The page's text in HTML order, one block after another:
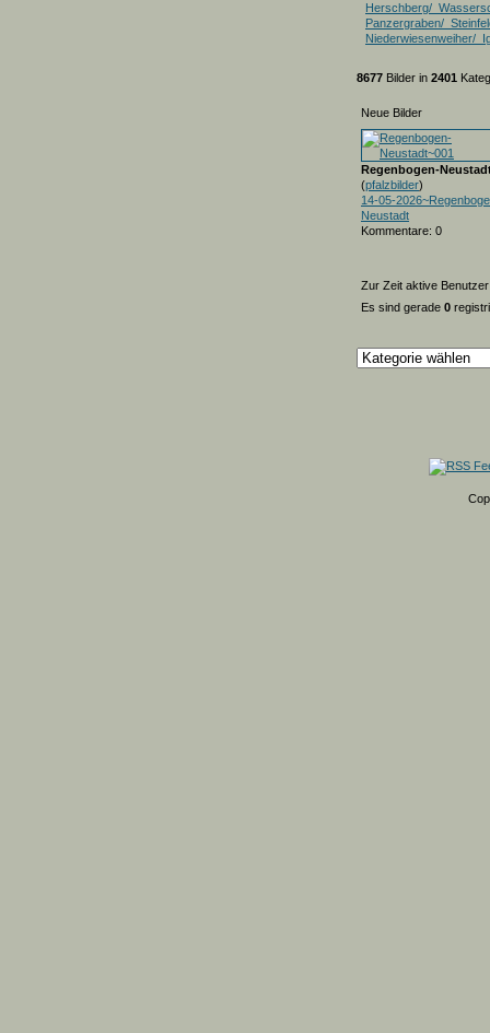
Herschberg/
Panzergraben/
Niederwiesenweiher/
8677 Bilder in 2401
Neue Bilder
Regenbogen-
(pfalzbilder)
14-05-
Neustadt
Kommentare: 0
Zur Zeit aktive
Es sind gerade 0